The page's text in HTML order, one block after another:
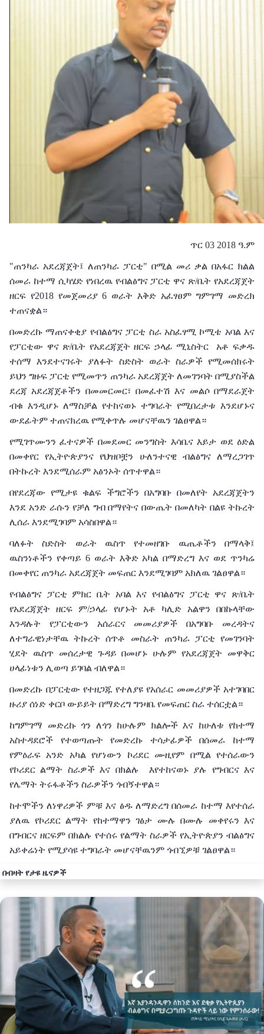
ጥር 03 2018 ዓ.ም
"ጠንካራ አደረጃጀት፤ ለጠንካራ ፓርቲ" በሚል መሪ ቃል በአፋር ክልል
ሰመራ ከተማ ሲካሄድ የነበረዉ የብልፅግና ፓርቲ ዋና ጽ/ቤት የአደረጃጀት
ዘርፍ የ2018 የመጀመሪያ 6 ወራት እቅድ አፈፃፀም ግምገማ መድረክ
ተጠናቋል።
በመድረኩ ማጠናቀቂያ የብልፅግና ፓርቲ ስራ አስፈፃሚ ኮሚቴ አባል እና
የፓርቲው ዋና ጽ/ቤት የአደረጃጀት ዘርፍ ኃላፊ ሚኒስትር አቶ ፍቃዱ
ተሰማ እንደተናገሩት ያለፉት ስድስት ወራት ስራዎች የሚመሰክሩት
ይህን ግዙፍ ፓርቲ የሚመጥን ጠንካራ አደረጃጀት ለመገንባት በሚያስችል
ደረጃ አደረጃጀቶችን በመመርመር፣ በመፈተሽ እና መልሶ በማደራጀት
ብቁ እንዲሆኑ ለማስቻል የተከናወኑ ተግባራት የሚበረታቱ እንደሆኑና
ውደፊትም ተጠናክረዉ የሚቀጥሉ መሆናቸዉን ገልፀዋል።
የሚገጥሙንን ፈተናዎች በመደመር መንግስት እሳቤና እይታ ወደ ዕድል
በመቀየር የኢትዮጵያንና የህዝቦቿን ሁለንተናዊ ብልፅግና ለማረጋገጥ
በትኩረት እንደሚሰራም አፅንኦት ሰጥተዋል።
በየደረጃው የሚታዩ ቁልፍ ችግሮችን በአግባቡ በመለየት አደረጃጀትን
እንደ አንድ ራሱን የቻለ ግብ በማየትና በውጤት በመለካት በልዩ ትኩረት
ሊሰራ እንደሚገባም አሳስበዋል።
ባለፉት ስድስት ወራት ዉስጥ የተመዘገቡ ዉጤቶችን በማላቅ፤
ዉስንነቶችን የቀጣይ 6 ወራት እቅድ አካል በማድረግ እና ወደ ጥንካሬ
በመቀየር ጠንካራ አደረጃጀት መፍጠር እንደሚገባም አክለዉ ገልፀዋል።
የብልፅግና ፓርቲ ምክር ቤት አባል እና የብልፅግና ፓርቲ ዋና ጽ/ቤት
የአደረጃጀት ዘርፍ ም/ኃላፊ የሆኑት አቶ ካሊድ አልዋን በበኩላቸው
እንዳሉት የፓርቲውን አሰራርና መመሪያዎች በአግባቡ መረዳትና
ለተግራዊነታቸዉ ትኩረት ሰጥቶ መስራት ጠንካራ ፓርቲ የመገንባት
ሂደት ዉስጥ መሰረታዊ ጉዳይ በመሆኑ ሁሉም የአደረጃጀት መዋቅር
ሀላፊነቱን ሊወጣ ይገባል ብለዋል።
በመድረኩ በፓርቲው የተዘጋጁ የተለያዩ የአሰራር መመሪያዎች አተገባበር
ዙሪያ ሰነድ ቀርቦ ውይይት በማድረግ ግንዛቤ የመፍጠር ስራ ተሰርቷል።
ከግምገማ መድረኩ ጎን ለጎን ከሁሉም ክልሎች እና ከሁለቱ የከተማ
አስተዳደሮች የተወጣጡት የመድረኩ ተሳታፊዎች በሰመራ ከተማ
የምዕራፍ አንድ አካል የሆነውን ኮሪደር ሙዚየም በሚል የተሰራውን
የኮሪደር ልማት ስራዎች እና በክልሉ እየተከናወኑ ያሉ የግብርና እና
የሌማት ትሩፋቶችን ስራዎችን ጎብኝተዋል።
ከተሞችን ለነዋሪዎች ምቹ እና ፅዱ ለማድረግ በሰመራ ከተማ እየተሰራ
ያለዉ የኮሪደር ልማት የከተማዋን ገፅታ ሙሉ በሙሉ መቀየሩን እና
በግብርና ዘርፍም በክልሉ የተሰሩ የልማት ስራዎች የኢትዮጵያን ብልፅግና
አይቀሬነት የሚያሳዩ ተግባራት መሆናቸዉንም ጎብኚዎቹ ገልፀዋል።
በብዛት የታዩ ዜናዎች